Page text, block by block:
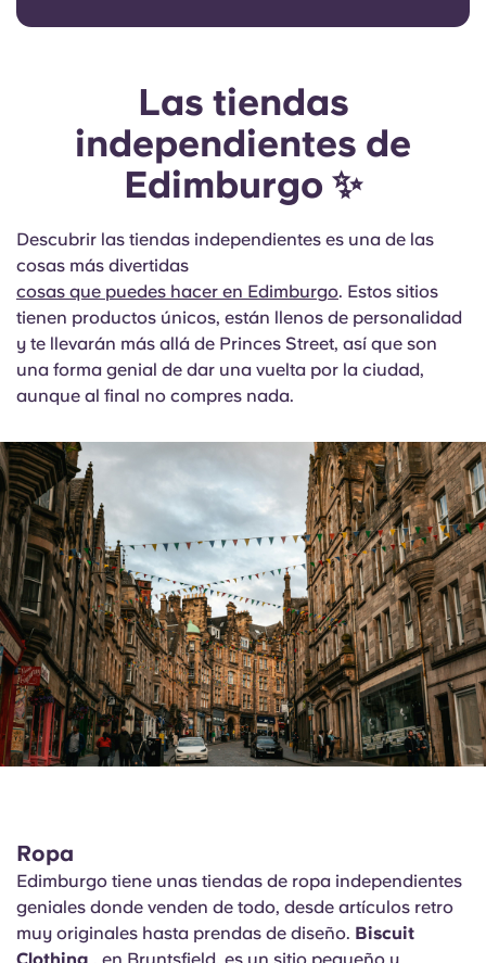
Las tiendas
independientes de
Edimburgo ✨
Descubrir las tiendas independientes es una de las
cosas más divertidas
cosas que puedes hacer en Edimburgo. Estos sitios
tienen productos únicos, están llenos de personalidad
y te llevarán más allá de Princes Street, así que son
una forma genial de dar una vuelta por la ciudad,
aunque al final no compres nada.
Ropa
Edimburgo tiene unas tiendas de ropa independientes
geniales donde venden de todo, desde artículos retro
muy originales hasta prendas de diseño. Biscuit